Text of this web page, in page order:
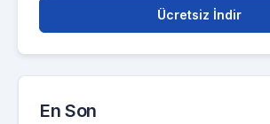
Ücretsiz İndir
En Son